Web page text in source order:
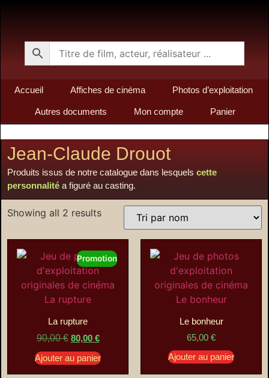
Accueil Affiches de cinéma Photos d’exploitation
Autres documents Mon compte Panier
Jean-Claude Drouot
Produits issus de notre catalogue dans lesquels cette
personnalité a figuré au casting.
Showing all 2 results
Promotion
La rupture
90,00€ 80,00 €
Ajouter au panier
Le bonheur
65,00 €
Ajouter au panier